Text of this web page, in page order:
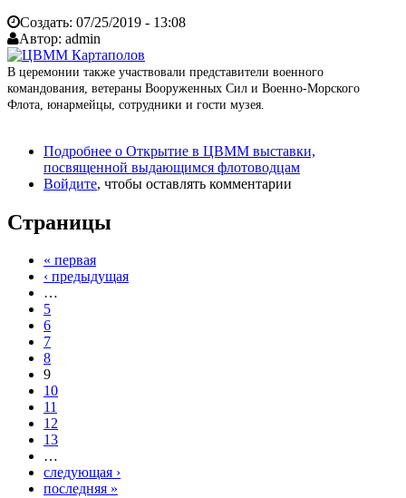
Создать: 07/25/2019 - 13:08
Автор: admin
В церемонии также участвовали представители военного
командования, ветераны Вооруженных Сил и Военно-Морского
Флота, юнармейцы, сотрудники и гости музея.
Подробнее о Открытие в ЦВММ выставки,
посвященной выдающимся флотоводцам
Войдите, чтобы оставлять комментарии
Страницы
« первая
‹ предыдущая
…
5
6
7
8
9
10
11
12
13
…
следующая ›
последняя »